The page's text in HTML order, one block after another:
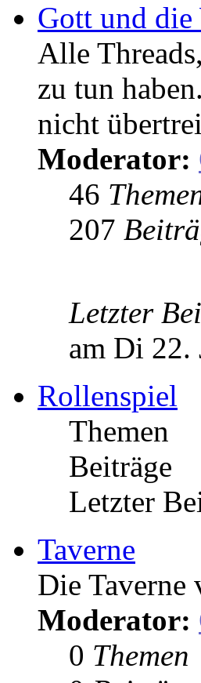
Gott und die
Alle
zu tun
nicht
Moderator:
46
207
Letzter
am Di 22.
Rollenspiel
Themen
Beiträge
Letzter
Taverne
Die
Moderator:
0 Themen